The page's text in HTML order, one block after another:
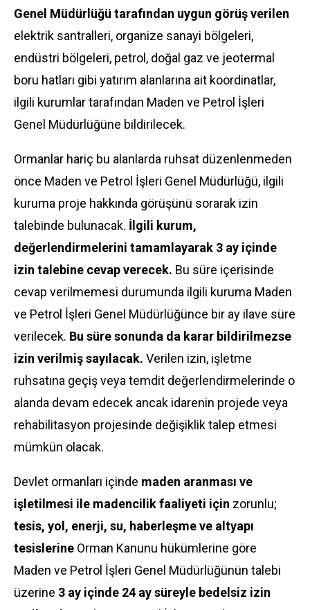
Genel Müdürlüğü tarafından uygun görüş verilen
elektrik santralleri, organize sanayi bölgeleri,
endüstri bölgeleri, petrol, doğal gaz ve jeotermal
boru hatları gibi yatırım alanlarına ait koordinatlar,
ilgili kurumlar tarafından Maden ve Petrol İşleri
Genel Müdürlüğüne bildirilecek.
Ormanlar hariç bu alanlarda ruhsat düzenlenmeden
önce Maden ve Petrol İşleri Genel Müdürlüğü, ilgili
kuruma proje hakkında görüşünü sorarak izin
talebinde bulunacak. İlgili kurum,
değerlendirmelerini tamamlayarak 3 ay içinde
izin talebine cevap verecek. Bu süre içerisinde
cevap verilmemesi durumunda ilgili kuruma Maden
ve Petrol İşleri Genel Müdürlüğünce bir ay ilave süre
verilecek. Bu süre sonunda da karar bildirilmezse
izin verilmiş sayılacak. Verilen izin, işletme
ruhsatına geçiş veya temdit değerlendirmelerinde o
alanda devam edecek ancak idarenin projede veya
rehabilitasyon projesinde değişiklik talep etmesi
mümkün olacak.
Devlet ormanları içinde maden aranması ve
işletilmesi ile madencilik faaliyeti için zorunlu;
tesis, yol, enerji, su, haberleşme ve altyapı
tesislerine Orman Kanunu hükümlerine göre
Maden ve Petrol İşleri Genel Müdürlüğünün talebi
üzerine 3 ay içinde 24 ay süreyle bedelsiz izin